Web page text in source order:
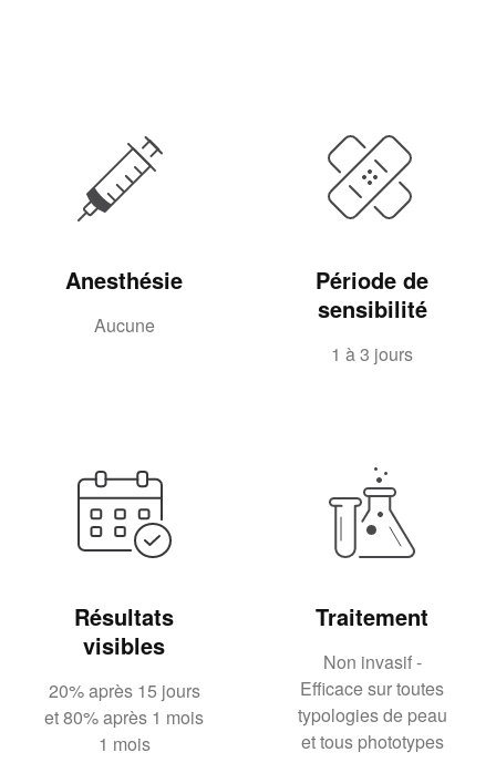
Anesthésie
Aucune
Période de
sensibilité
1 à 3 jours
Résultats
visibles
20% après 15 jours
et 80% après 1 mois
1 mois
Traitement
Non invasif -
Efficace sur toutes
typologies de peau
et tous phototypes